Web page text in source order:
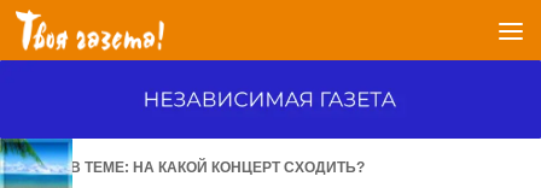
Перейти к содержимому
ОТВЕТ В ТЕМЕ: НА КАКОЙ КОНЦЕРТ СХОДИТЬ?